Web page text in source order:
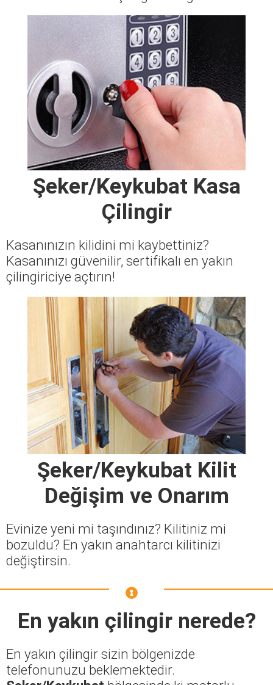
Şeker/Keykubat Kasa
Çilingir
Kasanınızın kilidini mi kaybettiniz?
Kasanınızı güvenilir, sertifikalı en yakın
çilingiriciye açtırın!
Şeker/Keykubat Kilit
Değişim ve Onarım
Evinize yeni mi taşındınız? Kilitiniz mi
bozuldu? En yakın anahtarcı kilitinizi
değiştirsin.
En yakın çilingir nerede?
En yakın çilingir sizin bölgenizde
telefonunuzu beklemektedir.